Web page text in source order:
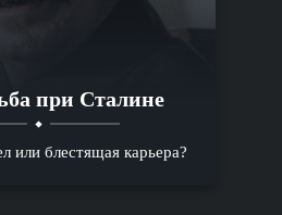
при Сталине
или блестящая карьера?